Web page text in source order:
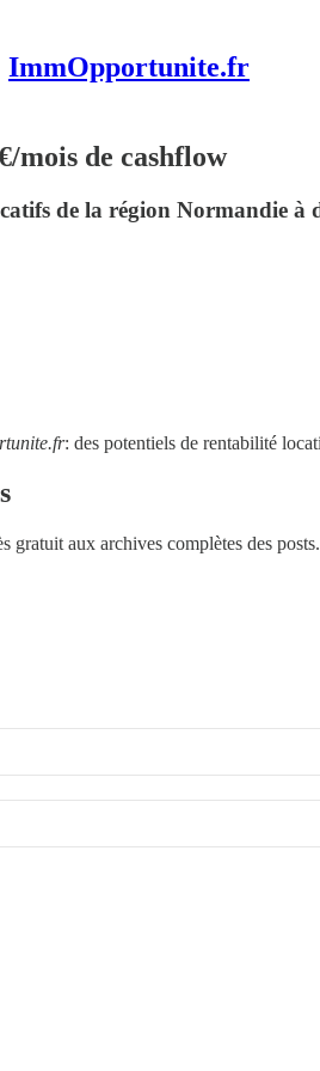
ImmOpportunite.fr
mois de cashflow
de la région Normandie à
: des potentiels de rentabilité
aux archives complètes des posts.